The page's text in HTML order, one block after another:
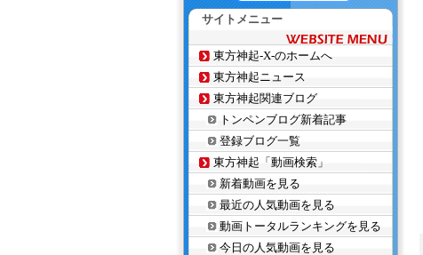
サイトメニュー
東方神起-X-のホームへ
東方神起ニュース
東方神起関連ブログ
トンペンブログ新着記事
登録ブログ一覧
東方神起「動画検索」
新着動画を見る
最近の人気動画を見る
動画トータルランキングを見る
今日の人気動画を見る